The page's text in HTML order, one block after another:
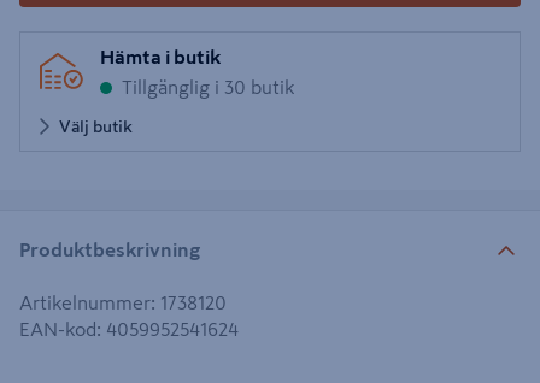
Hämta i butik
Tillgänglig i 30 butik
Välj butik
Produktbeskrivning
Artikelnummer: 1738120
EAN-kod: 4059952541624